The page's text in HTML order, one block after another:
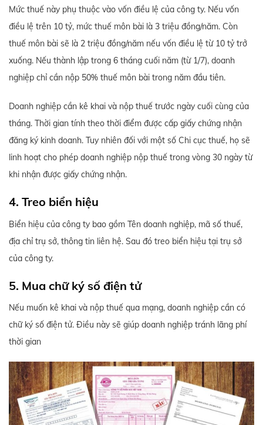
Mức thuế này phụ thuộc vào vốn điều lệ của công ty. Nếu vốn
điều lệ trên 10 tỷ, mức thuế môn bài là 3 triệu đồng/năm. Còn
thuế môn bài sẽ là 2 triệu đồng/năm nếu vốn điều lệ từ 10 tỷ trở
xuống. Nếu thành lập trong 6 tháng cuối năm (từ 1/7), doanh
nghiệp chỉ cần nộp 50% thuế môn bài trong năm đầu tiên.
Doanh nghiệp cần kê khai và nộp thuế trước ngày cuối cùng của
tháng. Thời gian tính theo thời điểm được cấp giấy chứng nhận
đăng ký kinh doanh. Tuy nhiên đối với một số Chi cục thuế, họ sẽ
linh hoạt cho phép doanh nghiệp nộp thuế trong vòng 30 ngày từ
khi nhận được giấy chứng nhận.
4. Treo biển hiệu
Biển hiệu của công ty bao gồm Tên doanh nghiệp, mã số thuế,
địa chỉ trụ sở, thông tin liên hệ. Sau đó treo biển hiệu tại trụ sở
của công ty.
5. Mua chữ ký số điện tử
Nếu muốn kê khai và nộp thuế qua mạng, doanh nghiệp cần có
chữ ký số điện tử. Điều này sẽ giúp doanh nghiệp tránh lãng phí
thời gian